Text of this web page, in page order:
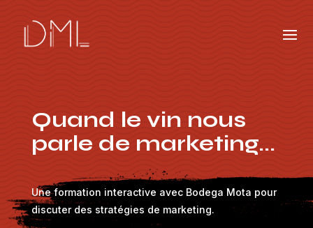
Quand le vin nous
parle de marketing...
Une formation interactive avec Bodega Mota pour
discuter des stratégies de marketing.